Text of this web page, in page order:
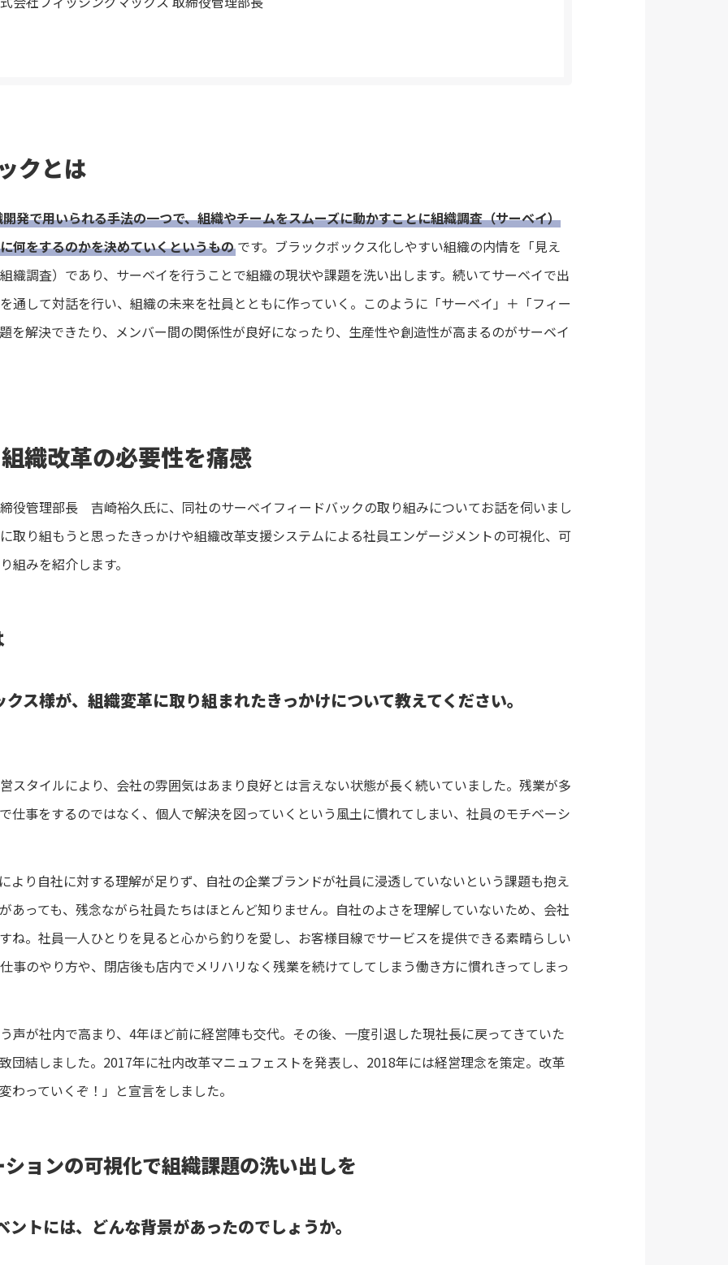
クとは
発で用いられる手法の一つで、組織やチームをスムーズに動かすことに組織調査（サーベイ）
何をするのかを決めていくというもの です。ブラックボックス化しやすい組織の内情を「見え
織調査）であり、サーベイを行うことで組織の現状や課題を洗い出します。続いてサーベイで出
通して対話を行い、組織の未来を社員とともに作っていく。このように「サーベイ」＋「フィー
を解決できたり、メンバー間の関係性が良好になったり、生産性や創造性が高まるのがサーベイ
織改革の必要性を痛感
管理部長 吉崎裕久氏に、同社のサーベイフィードバックの取り組みについてお話を伺いまし
取り組もうと思ったきっかけや組織改革支援システムによる社員エンゲージメントの可視化、可
組みを紹介します。
ス様が、組織変革に取り組まれたきっかけについて教えてください。
スタイルにより、会社の雰囲気はあまり良好とは言えない状態が長く続いていました。残業が多
仕事をするのではなく、個人で解決を図っていくという風土に慣れてしまい、社員のモチベーシ
より自社に対する理解が足りず、自社の企業ブランドが社員に浸透していないという課題も抱え
あっても、残念ながら社員たちはほとんど知りません。自社のよさを理解していないため、会社
ね。社員一人ひとりを見ると心から釣りを愛し、お客様目線でサービスを提供できる素晴らしい
事のやり方や、閉店後も店内でメリハリなく残業を続けてしてしまう働き方に慣れきってしまっ
声が社内で高まり、4年ほど前に経営陣も交代。その後、一度引退した現社長に戻ってきていた
団結しました。2017年に社内改革マニュフェストを発表し、2018年には経営理念を策定。改革
っていくぞ！」と宣言をしました。
ョンの可視化で組織課題の洗い出しを
トには、どんな背景があったのでしょうか。